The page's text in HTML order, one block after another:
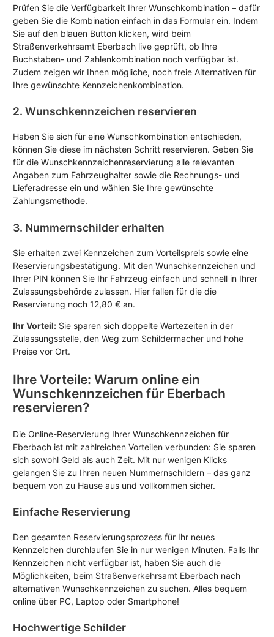
Prüfen Sie die Verfügbarkeit Ihrer Wunschkombination – dafür
geben Sie die Kombination einfach in das Formular ein. Indem
Sie auf den blauen Button klicken, wird beim
Straßenverkehrsamt Eberbach live geprüft, ob Ihre
Buchstaben- und Zahlenkombination noch verfügbar ist.
Zudem zeigen wir Ihnen mögliche, noch freie Alternativen für
Ihre gewünschte Kennzeichenkombination.
2. Wunschkennzeichen reservieren
Haben Sie sich für eine Wunschkombination entschieden,
können Sie diese im nächsten Schritt reservieren. Geben Sie
für die Wunschkennzeichenreservierung alle relevanten
Angaben zum Fahrzeughalter sowie die Rechnungs- und
Lieferadresse ein und wählen Sie Ihre gewünschte
Zahlungsmethode.
3. Nummernschilder erhalten
Sie erhalten zwei Kennzeichen zum Vorteilspreis sowie eine
Reservierungsbestätigung. Mit den Wunschkennzeichen und
Ihrer PIN können Sie Ihr Fahrzeug einfach und schnell in Ihrer
Zulassungsbehörde zulassen. Hier fallen für die die
Reservierung noch 12,80 € an.
Ihr Vorteil: Sie sparen sich doppelte Wartezeiten in der
Zulassungsstelle, den Weg zum Schildermacher und hohe
Preise vor Ort.
Ihre Vorteile: Warum online ein
Wunschkennzeichen für Eberbach
reservieren?
Die Online-Reservierung Ihrer Wunschkennzeichen für
Eberbach ist mit zahlreichen Vorteilen verbunden: Sie sparen
sich sowohl Geld als auch Zeit. Mit nur wenigen Klicks
gelangen Sie zu Ihren neuen Nummernschildern – das ganz
bequem von zu Hause aus und vollkommen sicher.
Einfache Reservierung
Den gesamten Reservierungsprozess für Ihr neues
Kennzeichen durchlaufen Sie in nur wenigen Minuten. Falls Ihr
Kennzeichen nicht verfügbar ist, haben Sie auch die
Möglichkeiten, beim Straßenverkehrsamt Eberbach nach
alternativen Wunschkennzeichen zu suchen. Alles bequem
online über PC, Laptop oder Smartphone!
Hochwertige Schilder